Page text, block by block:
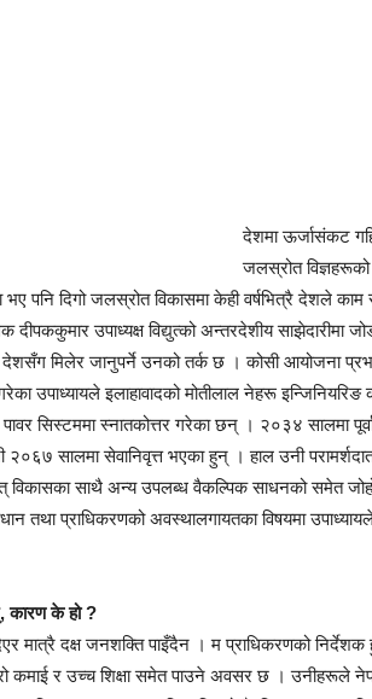
देशमा ऊर्जासंकट
जलस्रोत विज्ञहरूको
पनि दिगो जलस्रोत विकासमा केही वर्षभित्रै देशले काम
दीपककुमार उपाध्यक्ष विद्युत्को अन्तरदेशीय साझेदारीमा
मिलेर जानुपर्ने उनको तर्क छ । कोसी आयोजना
उपाध्यायले इलाहावादको मोतीलाल नेहरू
सिस्टममा स्नातकोत्तर गरेका छन् । २०३४ सालमा
२०६७ सालमा सेवानिवृत्त भएका हुन् । हाल उनी
विकासका साथै अन्य उपलब्ध वैकल्पिक साधनको समेत जोहो
तथा प्राधिकरणको अवस्थालगायतका विषयमा
कारण के हो ?
मात्रै दक्ष जनशक्ति पाइँदैन । म प्राधिकरणको निर्देशक
कमाई र उच्च शिक्षा समेत पाउने अवसर छ । उनीहरूले